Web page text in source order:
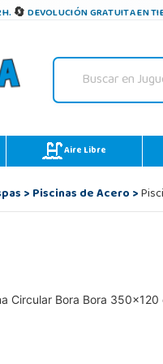
DEVOLUCIÓN GRATUITA EN
Aire Libre
>Piscinas de Acero>